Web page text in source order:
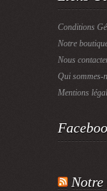
Conditions
Notre
Nous
Qui sommes-
Mentions
Notre